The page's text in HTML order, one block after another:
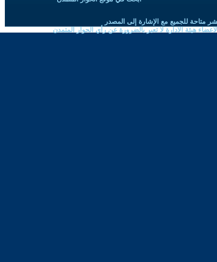
متاحة للجميع مع الإشارة إلى المصدر
هيئة الادارة لا تعبر بالضرورة عن رأي الحوار المتمدن